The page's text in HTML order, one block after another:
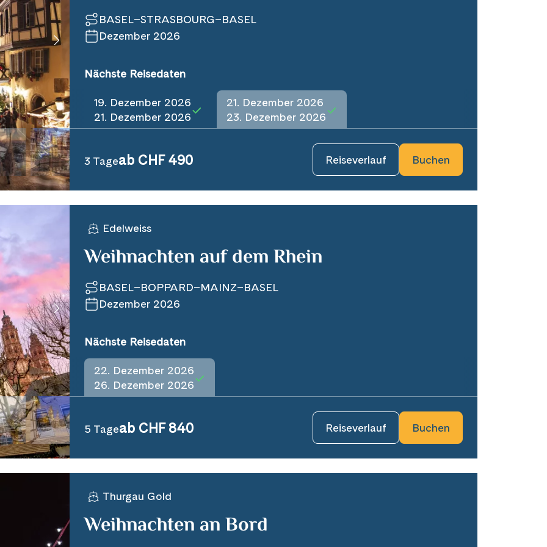
BASEL–STRASBOURG–BASEL
Dezember 2026
Nächste Reisedaten
19. Dezember 2026
21. Dezember 2026
21. Dezember 2026
23. Dezember 2026
3 Tageab CHF 490 Reiseverlauf Buchen
Edelweiss
Weihnachten auf dem Rhein
BASEL–BOPPARD–MAINZ–BASEL
Dezember 2026
Nächste Reisedaten
22. Dezember 2026
26. Dezember 2026
5 Tageab CHF 840 Reiseverlauf Buchen
Thurgau Gold
Weihnachten an Bord